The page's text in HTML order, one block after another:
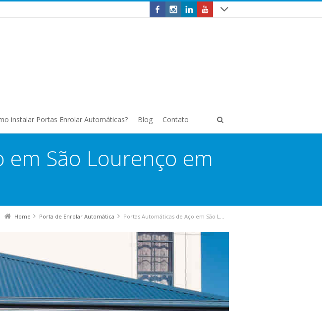
instalar Portas Enrolar Automáticas? Blog Contato
em São Lourenço em
Home Porta de Enrolar Automática Portas Automáticas de Aço em São Lourenço em Curitiba